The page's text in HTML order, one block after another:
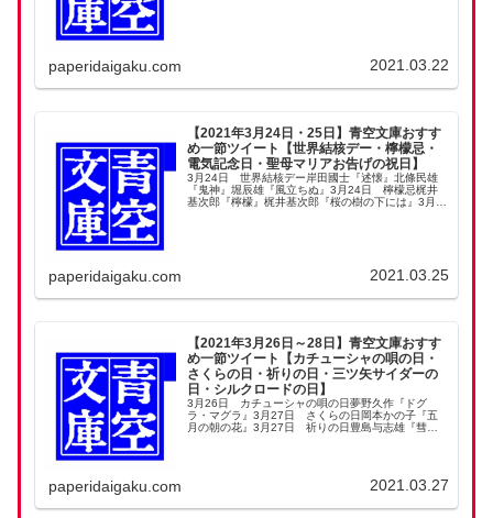
paperidaigaku.com 2021.03.22
【2021年3月24日・25日】青空文庫おすす
め一節ツイート【世界結核デー・檸檬忌・
電気記念日・聖母マリアお告げの祝日】
3月24日 世界結核デー岸田國士『述懐』北條民雄
『鬼神』堀辰雄『風立ちぬ』3月24日 檸檬忌梶井
基次郎『檸檬』梶井基次郎『桜の樹の下には』3月
paperidaigaku.com 2021.03.25
【2021年3月26日～28日】青空文庫おすす
め一節ツイート【カチューシャの唄の日・
さくらの日・祈りの日・三ツ矢サイダーの
日・シルクロードの日】
3月26日 カチューシャの唄の日夢野久作『ドグ
ラ・マグラ』3月27日 さくらの日岡本かの子『五
月の朝の花』3月27日 祈りの日豊島与志雄『彗星
paperidaigaku.com 2021.03.27